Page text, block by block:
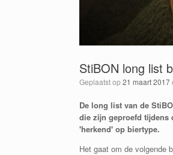
StiBON long list
Geplaatst op21 maart 2017
De long list van de
die zijn geproefd tijdens
'herkend' op biertype.
Het gaat om de volgende